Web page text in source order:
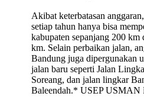
Akibat keterbatasan
setiap tahun hanya bisa
kabupaten sepanjang 200
km. Selain perbaikan jalan,
Bandung juga dipergunakan
jalan baru seperti Jalan
Soreang, dan jalan lingkar
Baleendah.* USEP